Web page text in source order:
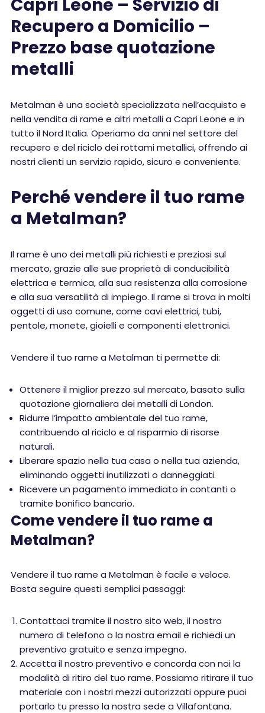
Capri Leone – Servizio di
Recupero a Domicilio –
Prezzo base quotazione
metalli
Metalman è una società specializzata nell’acquisto e
nella vendita di rame e altri metalli a Capri Leone e in
tutto il Nord Italia. Operiamo da anni nel settore del
recupero e del riciclo dei rottami metallici, offrendo ai
nostri clienti un servizio rapido, sicuro e conveniente.
Perché vendere il tuo rame
a Metalman?
Il rame è uno dei metalli più richiesti e preziosi sul
mercato, grazie alle sue proprietà di conducibilità
elettrica e termica, alla sua resistenza alla corrosione
e alla sua versatilità di impiego. Il rame si trova in molti
oggetti di uso comune, come cavi elettrici, tubi,
pentole, monete, gioielli e componenti elettronici.
Vendere il tuo rame a Metalman ti permette di:
Ottenere il miglior prezzo sul mercato, basato sulla
quotazione giornaliera dei metalli di London.
Ridurre l’impatto ambientale del tuo rame,
contribuendo al riciclo e al risparmio di risorse
naturali.
Liberare spazio nella tua casa o nella tua azienda,
eliminando oggetti inutilizzati o danneggiati.
Ricevere un pagamento immediato in contanti o
tramite bonifico bancario.
Come vendere il tuo rame a
Metalman?
Vendere il tuo rame a Metalman è facile e veloce.
Basta seguire questi semplici passaggi:
Contattaci tramite il nostro sito web, il nostro
numero di telefono o la nostra email e richiedi un
preventivo gratuito e senza impegno.
Accetta il nostro preventivo e concorda con noi la
modalità di ritiro del tuo rame. Possiamo ritirare il tuo
materiale con i nostri mezzi autorizzati oppure puoi
portarlo tu presso la nostra sede a Villafontana.